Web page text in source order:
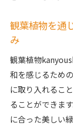
観葉植
心を落
観葉
自然の
観葉植物
の自然を取
観葉植
観葉植物を通
み
観葉植物
和を感じるため
に取り入れるこ
ることができま
に合った美しい